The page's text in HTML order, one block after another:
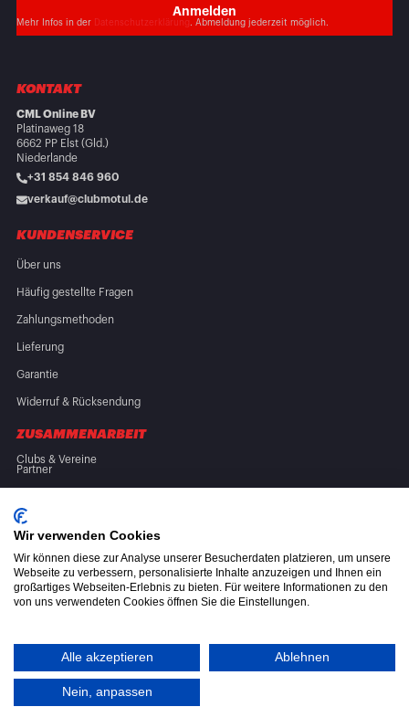
Mehr Infos in der Datenschutzerklärung . Abmeldung jederzeit möglich.
KONTAKT
CML Online BV
Platinaweg 18
6662 PP Elst (Gld.)
Niederlande
+31 854 846 960
verkauf@clubmotul.de
KUNDENSERVICE
Über uns
Häufig gestellte Fragen
Zahlungsmethoden
Lieferung
Garantie
Widerruf & Rücksendung
ZUSAMMENARBEIT
Clubs & Vereine
Partner
© 2026 CML Online B.V.
Wir verwenden Cookies
Wir können diese zur Analyse unserer Besucherdaten platzieren, um unsere
Webseite zu verbessern, personalisierte Inhalte anzuzeigen und Ihnen ein
großartiges Webseiten-Erlebnis zu bieten. Für weitere Informationen zu den
von uns verwendeten Cookies öffnen Sie die Einstellungen.
Alle akzeptieren Ablehnen
Nein, anpassen